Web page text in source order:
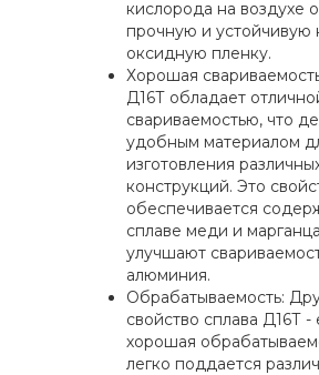
кислорода на воздухе
прочную и устойчивую
оксидную пленку.
Хорошая
Д16Т обладает
свариваемостью, что
удобным материалом
изготовления
конструкций. Это
обеспечивается
сплаве меди и
улучшают
алюминия.
Обрабатываемость:
свойство сплава Д16Т -
хорошая
легко поддается